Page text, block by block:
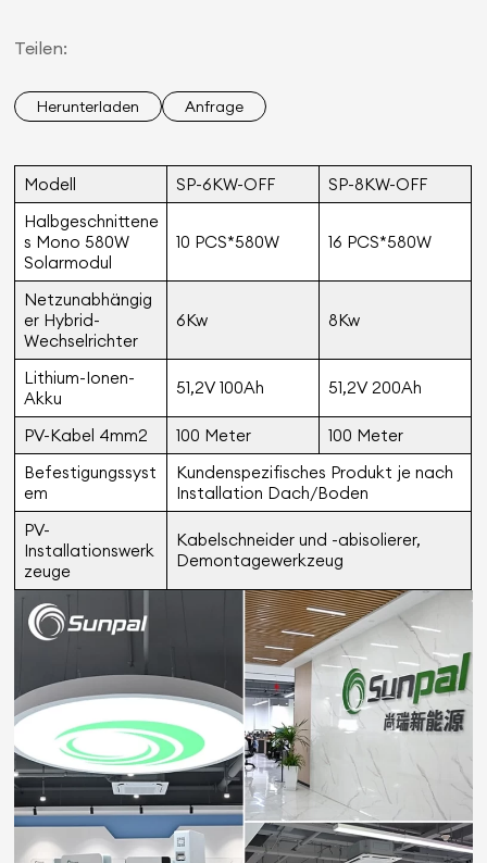
Teilen:
Herunterladen Anfrage
Modell SP-6KW-OFF
SP-8KW-OFF
Halbgeschnittene
s Mono 580W
Solarmodul
10 PCS*580W 16 PCS*580W
Netzunabhängig
er Hybrid-
Wechselrichter
6Kw 8Kw
Lithium-Ionen-
Akku
51,2V 100Ah 51,2V 200Ah
PV-Kabel 4mm2 100 Meter
100 Meter
Befestigungssyst
em
Kundenspezifisches Produkt je nach
Installation Dach/Boden
PV-
Installationswerk
zeuge
Kabelschneider und -abisolierer,
Demontagewerkzeug